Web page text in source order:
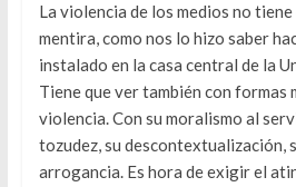
La violencia de los medios no
mentira, como nos lo hizo saber
instalado en la casa central de la
Tiene que ver también con formas
violencia. Con su moralismo al
tozudez, su descontextualización,
arrogancia. Es hora de exigir el